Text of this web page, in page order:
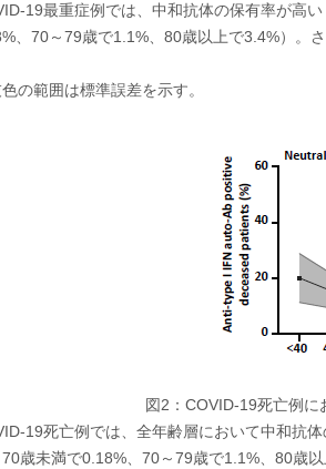
19最重症例では、中和抗体の保有率が高
、70～79歳で1.1%、80歳以上で3.4%）。
の範囲は標準誤差を示す。
図2：COVID-19死亡例
19死亡例では、全年齢層において中和抗
歳未満で0.18%、70～79歳で1.1%、80歳以